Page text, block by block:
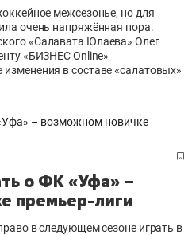
межсезонье, но для
очень напряжённая пора.
«Салавата Юлаева» Олег
«БИЗНЕС Online»
в составе «салатовых»
о ФК «Уфа» –
премьер-лиги
в следующем сезоне играть в